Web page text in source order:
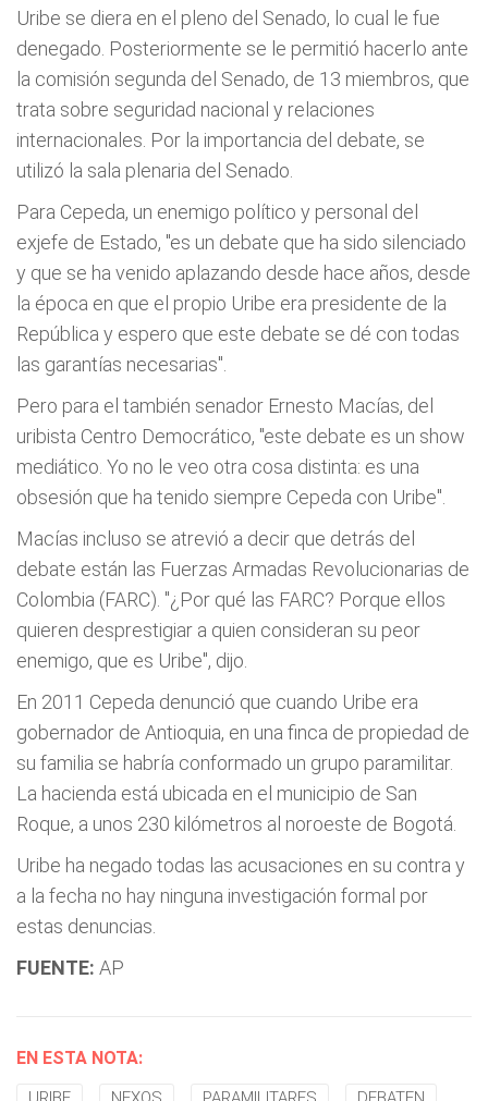
Uribe se diera en el pleno del Senado, lo cual le fue
denegado. Posteriormente se le permitió hacerlo ante
la comisión segunda del Senado, de 13 miembros, que
trata sobre seguridad nacional y relaciones
internacionales. Por la importancia del debate, se
utilizó la sala plenaria del Senado.
Para Cepeda, un enemigo político y personal del
exjefe de Estado, "es un debate que ha sido silenciado
y que se ha venido aplazando desde hace años, desde
la época en que el propio Uribe era presidente de la
República y espero que este debate se dé con todas
las garantías necesarias".
Pero para el también senador Ernesto Macías, del
uribista Centro Democrático, "este debate es un show
mediático. Yo no le veo otra cosa distinta: es una
obsesión que ha tenido siempre Cepeda con Uribe".
Macías incluso se atrevió a decir que detrás del
debate están las Fuerzas Armadas Revolucionarias de
Colombia (FARC). "¿Por qué las FARC? Porque ellos
quieren desprestigiar a quien consideran su peor
enemigo, que es Uribe", dijo.
En 2011 Cepeda denunció que cuando Uribe era
gobernador de Antioquia, en una finca de propiedad de
su familia se habría conformado un grupo paramilitar.
La hacienda está ubicada en el municipio de San
Roque, a unos 230 kilómetros al noroeste de Bogotá.
Uribe ha negado todas las acusaciones en su contra y
a la fecha no hay ninguna investigación formal por
estas denuncias.
FUENTE: AP
EN ESTA NOTA: